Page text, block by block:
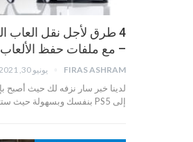
– مع ملفات حفظ الألعاب
FIRAS ASHRAM يونيو 30, 2021
إلى PS5 بنفسك وبسهولة حيث ستتمكن من تحميل…